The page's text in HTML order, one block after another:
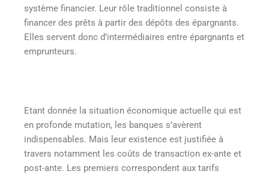
système financier. Leur rôle traditionnel consiste à
financer des prêts à partir des dépôts des épargnants.
Elles servent donc d’intermédiaires entre épargnants et
emprunteurs.
Etant donnée la situation économique actuelle qui est
en profonde mutation, les banques s’avèrent
indispensables. Mais leur existence est justifiée à
travers notamment les coûts de transaction ex-ante et
post-ante. Les premiers correspondent aux tarifs